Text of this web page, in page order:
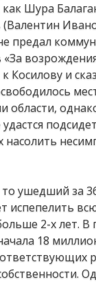
Шура
предал
и
ушедший за
испепелить
2-х лет.
18